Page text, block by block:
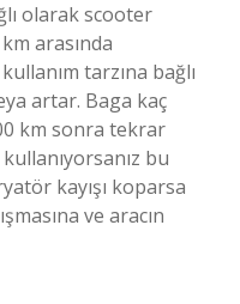
olarak scooter
arasında
tarzına bağlı
artar. Baga kaç
km sonra tekrar
bu
kayışı koparsa
ve aracın